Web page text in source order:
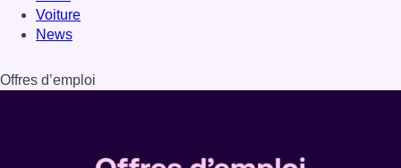
Voiture
News
Offres d’emploi